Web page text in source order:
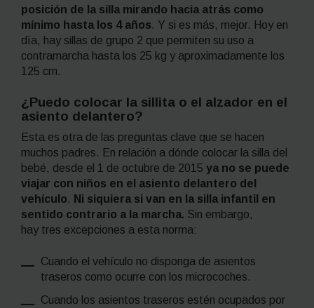
posición de la silla mirando hacia atrás como
mínimo hasta los 4 años. Y si es más, mejor. Hoy en
día, hay sillas de grupo 2 que permiten su uso a
contramarcha hasta los 25 kg y aproximadamente los
125 cm.
¿Puedo colocar la sillita o el alzador en el
asiento delantero?
Esta es otra de las preguntas clave que se hacen
muchos padres. En relación a dónde colocar la silla del
bebé, desde el 1 de octubre de 2015 ya no se puede
viajar con niños en el asiento delantero del
vehículo. Ni siquiera si van en la silla infantil en
sentido contrario a la marcha. Sin embargo,
hay tres excepciones a esta norma:
Cuando el vehículo no disponga de asientos
traseros como ocurre con los microcoches.
Cuando los asientos traseros estén ocupados por